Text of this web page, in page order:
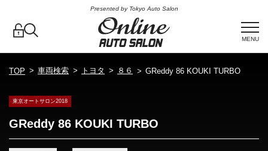
Presented by Tokyo Auto Salon
MENU
TOP 車両検索 トヨタ ８６ GReddy 86 KOUKI TURBO
東京オートサロン2018
GReddy 86 KOUKI TURBO